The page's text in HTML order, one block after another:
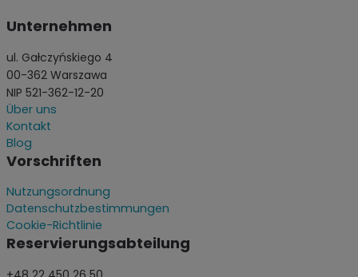
Unternehmen
ul. Gałczyńskiego 4
00-362 Warszawa
NIP 521-362-12-20
Über uns
Kontakt
Blog
Vorschriften
Nutzungsordnung
Datenschutzbestimmungen
Cookie-Richtlinie
Reservierungsabteilung